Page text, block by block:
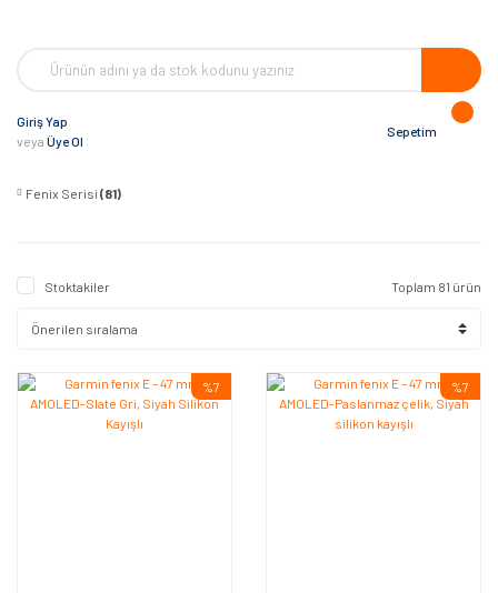
Giriş Yap
veya Üye Ol
Sepetim
Fenix Serisi (81)
Stoktakiler Toplam 81 ürün
%7 %7